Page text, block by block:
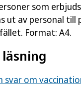
som
ut av personal
Format: A4.
svar om